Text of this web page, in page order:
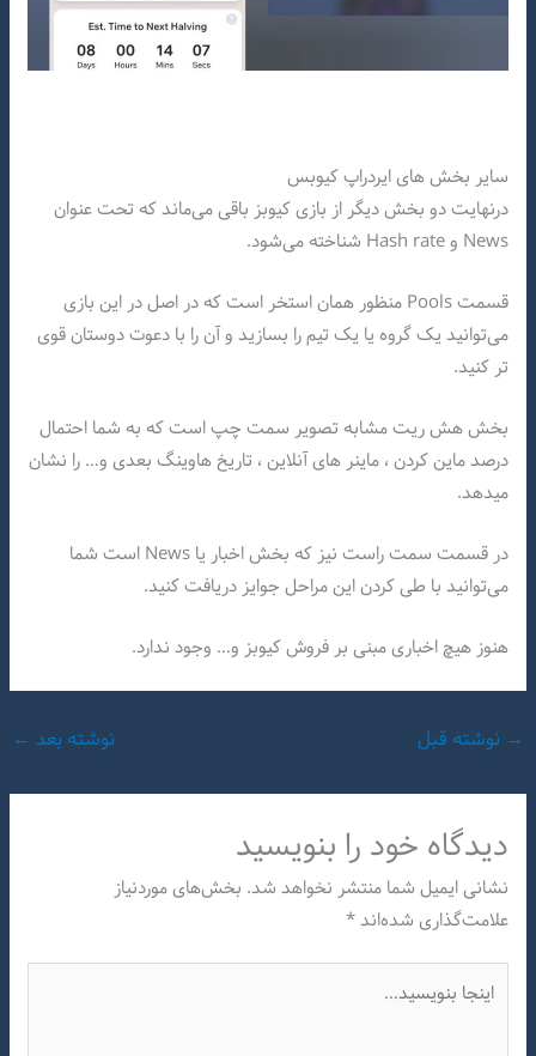
سایر بخش های ایردراپ کیوبس
درنهایت دو بخش دیگر از بازی کیوبز باقی می‌ماند که تحت عنوان
News و Hash rate شناخته می‌شود.
قسمت Pools منظور همان استخر است که در اصل در این بازی
می‌توانید یک گروه یا یک تیم را بسازید و آن را با دعوت دوستان قوی
تر کنید.
بخش هش ریت مشابه تصویر سمت چپ است که به شما احتمال
درصد ماین کردن ، ماینر های آنلاین ، تاریخ هاوینگ بعدی و… را نشان
میدهد.
در قسمت سمت راست نیز که بخش اخبار یا News است شما
می‌توانید با طی کردن این مراحل جوایز دریافت کنید.
هنوز هیچ اخباری مبنی بر فروش کیوبز و… وجود ندارد.
→ نوشته قبل نوشته بعد ←
دیدگاه‌ خود را بنویسید
نشانی ایمیل شما منتشر نخواهد شد. بخش‌های موردنیاز
علامت‌گذاری شده‌اند*
بنویسید…